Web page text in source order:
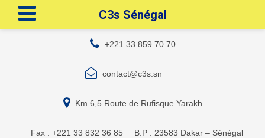
+221 33 859 70 70
contact@c3s.sn
Km 6,5 Route de Rufisque Yarakh
Fax : +221 33 832 36 85 B.P : 23583 Dakar – Sénégal
C3s Sénégal